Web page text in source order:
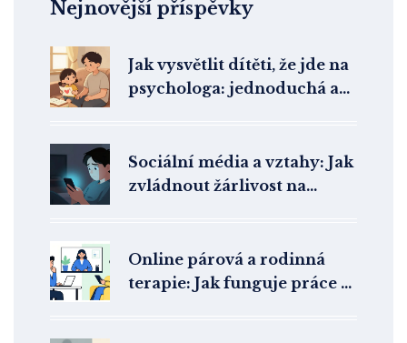
Nejnovější příspěvky
Jak vysvětlit dítěti, že jde na
psychologa: jednoduchá a
Sociální média a vztahy: Jak
zvládnout žárlivost na
Online párová a rodinná
terapie: Jak funguje práce s